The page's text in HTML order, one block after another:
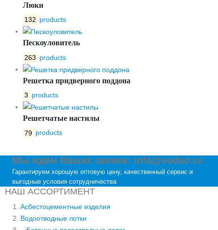
Люки
132 products
Пескоуловитель
263 products
Решетка придверного поддона
3 products
Решетчатые настилы
79 products
Мы ждём Ваших заявок: info@vodoo.ru
Гарантируем хорошую оптовую цену, качественный сервис и
выгодные условия сотрудничества
НАШ АССОРТИМЕНТ
Асбестоцементные изделия
Водоотводные лотки